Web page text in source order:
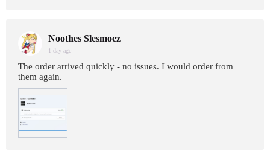
Noothes Slesmoez
1 day age
The order arrived quickly - no issues. I would order from
them again.